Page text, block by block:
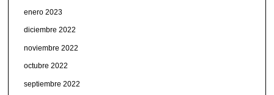
enero 2023
diciembre 2022
noviembre 2022
octubre 2022
septiembre 2022